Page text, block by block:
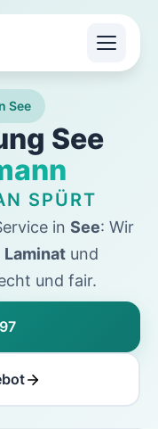
See
See
SPÜRT
in See: Wir
Laminatund
und fair.